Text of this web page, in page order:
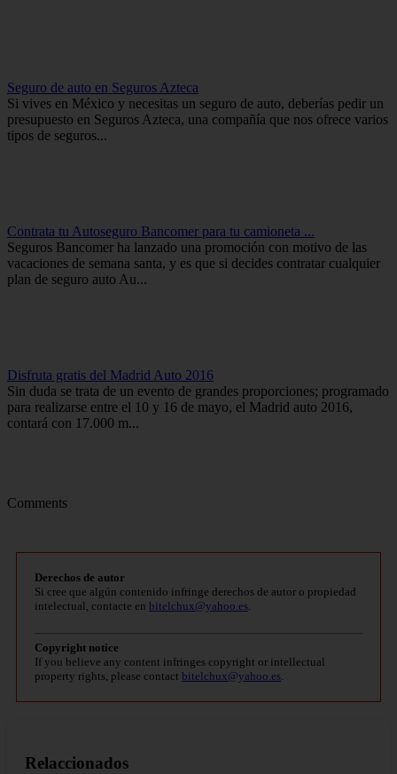
Seguro de auto en Seguros Azteca
Si vives en México y necesitas un seguro de auto, deberías pedir un
presupuesto en Seguros Azteca, una compañía que nos ofrece varios
tipos de seguros...
Contrata tu Autoseguro Bancomer para tu camioneta ...
Seguros Bancomer ha lanzado una promoción con motivo de las
vacaciones de semana santa, y es que si decides contratar cualquier
plan de seguro auto Au...
Disfruta gratis del Madrid Auto 2016
Sin duda se trata de un evento de grandes proporciones; programado
para realizarse entre el 10 y 16 de mayo, el Madrid auto 2016,
contará con 17.000 m...
Comments
Derechos de autor
Si cree que algún contenido infringe derechos de autor o propiedad
intelectual, contacte en bitelchux@yahoo.es
Copyright notice
If you believe any content infringes copyright or intellectual
property rights, please contact bitelchux@yahoo.es
Relaccionados